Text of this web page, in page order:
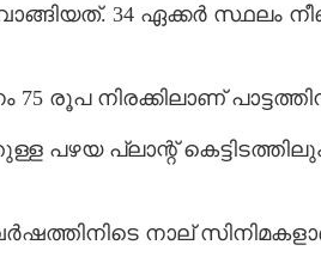
34 ഏക്കർ സ്ഥലം
75 രൂപ നിരക്കിലാണ്
പഴയ പ്ലാന്റ്
നാല്